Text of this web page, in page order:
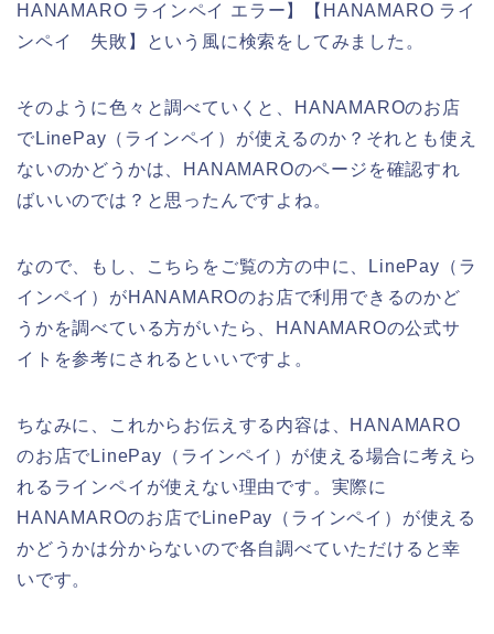
HANAMARO ラインペイ エラー】【HANAMARO ライ
ンペイ 失敗】という風に検索をしてみました。
そのように色々と調べていくと、HANAMAROのお店
でLinePay（ラインペイ）が使えるのか？それとも使え
ないのかどうかは、HANAMAROのページを確認すれ
ばいいのでは？と思ったんですよね。
なので、もし、こちらをご覧の方の中に、LinePay（ラ
インペイ）がHANAMAROのお店で利用できるのかど
うかを調べている方がいたら、HANAMAROの公式サ
イトを参考にされるといいですよ。
ちなみに、これからお伝えする内容は、HANAMARO
のお店でLinePay（ラインペイ）が使える場合に考えら
れるラインペイが使えない理由です。実際に
HANAMAROのお店でLinePay（ラインペイ）が使える
かどうかは分からないので各自調べていただけると幸
いです。